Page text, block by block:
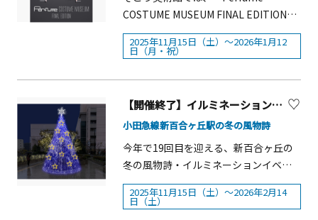
横浜市、在日ドイツ商工会議所、ドイ
ツ観光局 &nbsp;【快適な過ごし方のご
案内】※詳細は特設サイトをご確認く
今年も入場までの待ち時間を短縮でき
るチケットを販売します。※販売は
の「プレミアムラウンジ」&nbsp;ご好
評いただき3年目となる完全個室「プレ
ミアムラウンジ」が5棟限定で今年も登
場。本イベントを象徴する巨大クリス
※各店舗出店日等は公式サイトよりご
確認ください。
なグルメを提供予定です。中でも注目
ドイツ・フランクフルトの「フランク
フルター・シュニッツェル」や、ハー
ト型のチュロス、冷えた体を温めて器
ルのビーフシチューなど、クリスマス
ムードを盛り上げるグルメが勢揃いし
ます。また、店舗ごとに個性あふれる
クリスマスキャラクターが乗ったココ
Area&nbsp;「Goods Area（グッズエ
リア）」では5店舗が出店し、スノード
る館内装飾を展開グリーティングイベ
ント &nbsp;ハローキティと写真撮影が
できるグリーティングを全10館で実施
POP UP SHOP」を各館で開催！限定ア
イテムも多数販売オリジナルステッカ
3,000円以上のご購入でオリジナルステ
ッカーを数量限定でプレゼント（全3
種・ランダム配布）各ショップでの限
定アイテムの展開 &nbsp;出店ショップ
理事務所■電話：042-778-1653（受付
11/9までに①お名前②連絡先③参加人
数を記載し、FAX（042-778-6314）又
はメール（sagamihara-event＠
kanagawa-park.or.jp)■講 師：坂本 堅
五 氏・公益財団法人日本鳥類保護連盟
元調査室長・自然観察指導員、日本野
鳥の会会員、神奈川県フィールドスタ
ッフ
COSTUME MUSEUM FINAL EDITION」
を2025年11月15日(土)より2026年1月
12日(月・祝)まで開催します。2025年9
Perfumeは、世界を舞台に第一線で活
躍を続けてきました。ときに数万人の
か、のっちの3人に寄り添い、たくさん
の挑戦や喜びをともにしてきたのが、
美しく独創的な衣装の数々です。 本展
は『Perfume COSTUME BOOK 2005-
2020』（文化出版局、2020年）を起点
2025年11月15日（土）～2026年1月12
日（月・祝）
【開催終了】イルミネーションイベント「kirara@アートしんゆり2025」【川崎市】
小田急線新百合ヶ丘駅の冬の風物詩
今年で19回目を迎える、新百合ヶ丘の
冬の風物詩・イルミネーションイベン
ト「kirara@アートしんゆり」。今年の
テーマは「しんゆりスターライトテラ
2025年11月15日（土）～2026年2月14
日（土）